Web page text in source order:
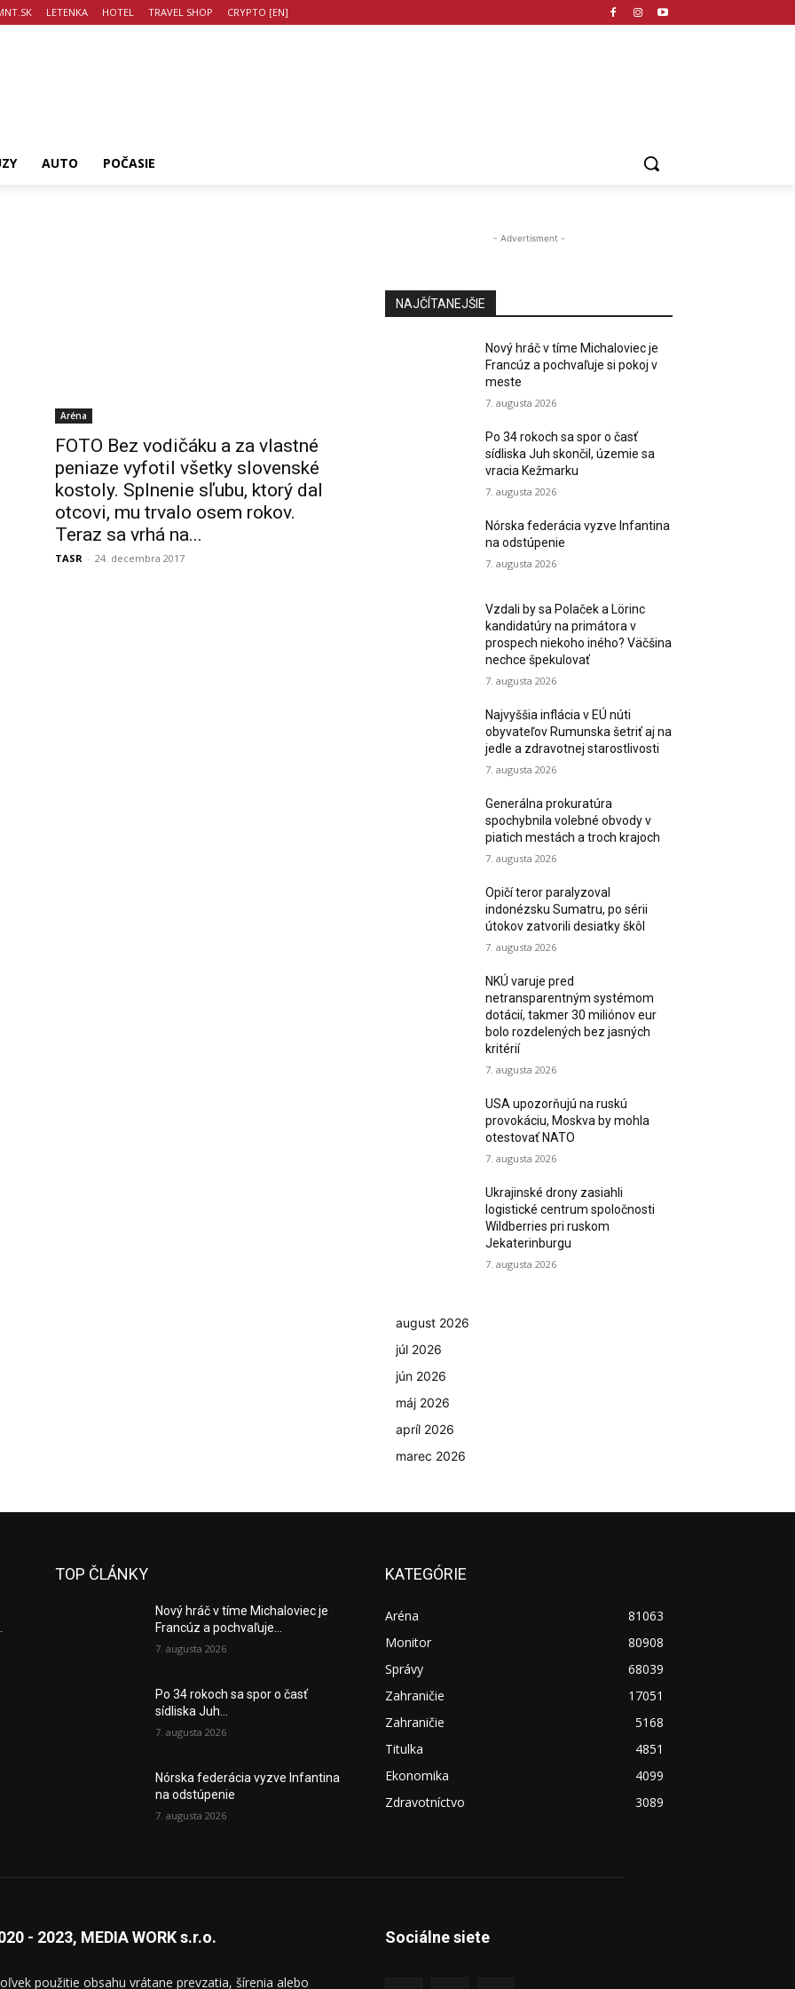
LETENKA HOTEL TRAVEL SHOP CRYPTO [EN]
AUTO POČASIE
Aréna
FOTO Bez vodičáku a za vlastné
peniaze vyfotil všetky slovenské
kostoly. Splnenie sľubu, ktorý dal
otcovi, mu trvalo osem rokov.
Teraz sa vrhá na...
TASR - 24. decembra 2017
- Advertisment -
NAJČÍTANEJŠIE
Nový hráč v tíme Michaloviec je
Francúz a pochvaľuje si pokoj v
meste
7. augusta 2026
Po 34 rokoch sa spor o časť
sídliska Juh skončil, územie sa
vracia Kežmarku
7. augusta 2026
Nórska federácia vyzve Infantina
na odstúpenie
7. augusta 2026
Vzdali by sa Polaček a Lörinc
kandidatúry na primátora v
prospech niekoho iného? Väčšina
nechce špekulovať
7. augusta 2026
Najvyššia inflácia v EÚ núti
obyvateľov Rumunska šetriť aj na
jedle a zdravotnej starostlivosti
7. augusta 2026
Generálna prokuratúra
spochybnila volebné obvody v
piatich mestách a troch krajoch
7. augusta 2026
Opičí teror paralyzoval
indonézsku Sumatru, po sérii
útokov zatvorili desiatky škôl
7. augusta 2026
NKÚ varuje pred
netransparentným systémom
dotácií, takmer 30 miliónov eur
bolo rozdelených bez jasných
kritérií
7. augusta 2026
USA upozorňujú na ruskú
provokáciu, Moskva by mohla
otestovať NATO
7. augusta 2026
Ukrajinské drony zasiahli
logistické centrum spoločnosti
Wildberries pri ruskom
Jekaterinburgu
7. augusta 2026
august 2026
júl 2026
jún 2026
máj 2026
apríl 2026
marec 2026
TOP ČLÁNKY
Nový hráč v tíme Michaloviec je
Francúz a pochvaľuje...
7. augusta 2026
Po 34 rokoch sa spor o časť
sídliska Juh...
7. augusta 2026
Nórska federácia vyzve Infantina
na odstúpenie
7. augusta 2026
KATEGÓRIE
Aréna
81063
Monitor
80908
Správy
68039
Zahraničie
17051
Zahraničie
5168
Titulka
4851
Ekonomika
4099
Zdravotníctvo
3089
- 2023, MEDIA WORK s.r.o.
použitie obsahu vrátane prevzatia, šírenia alebo
Sociálne siete